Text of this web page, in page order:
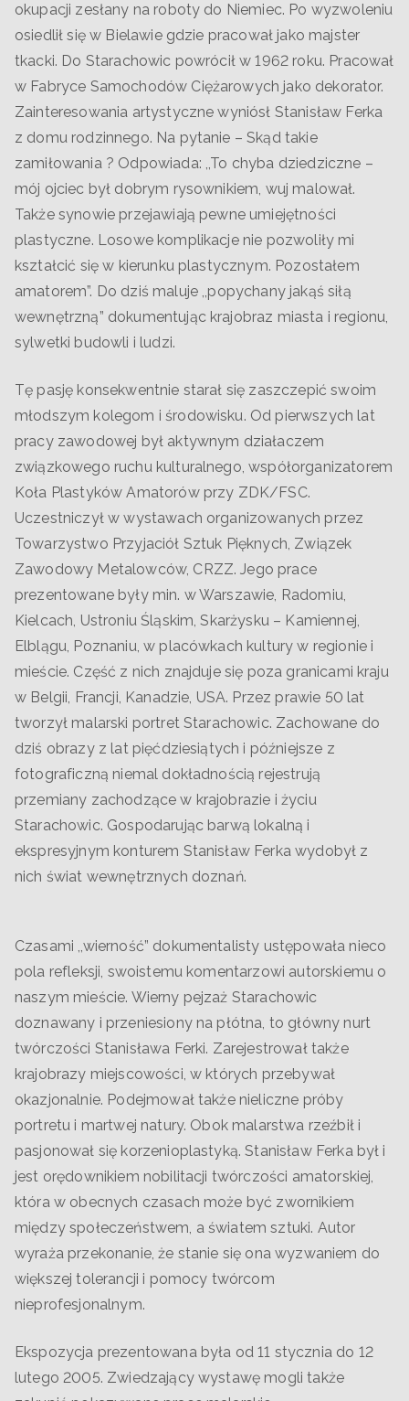
okupacji zesłany na roboty do Niemiec. Po wyzwoleniu
osiedlił się w Bielawie gdzie pracował jako majster
tkacki. Do Starachowic powrócił w 1962 roku. Pracował
w Fabryce Samochodów Ciężarowych jako dekorator.
Zainteresowania artystyczne wyniósł Stanisław Ferka
z domu rodzinnego. Na pytanie – Skąd takie
zamiłowania ? Odpowiada: ,,To chyba dziedziczne –
mój ojciec był dobrym rysownikiem, wuj malował.
Także synowie przejawiają pewne umiejętności
plastyczne. Losowe komplikacje nie pozwoliły mi
kształcić się w kierunku plastycznym. Pozostałem
amatorem”. Do dziś maluje ,,popychany jakąś siłą
wewnętrzną” dokumentując krajobraz miasta i regionu,
sylwetki budowli i ludzi.
Tę pasję konsekwentnie starał się zaszczepić swoim
młodszym kolegom i środowisku. Od pierwszych lat
pracy zawodowej był aktywnym działaczem
związkowego ruchu kulturalnego, współorganizatorem
Koła Plastyków Amatorów przy ZDK/FSC.
Uczestniczył w wystawach organizowanych przez
Towarzystwo Przyjaciół Sztuk Pięknych, Związek
Zawodowy Metalowców, CRZZ. Jego prace
prezentowane były min. w Warszawie, Radomiu,
Kielcach, Ustroniu Śląskim, Skarżysku – Kamiennej,
Elblągu, Poznaniu, w placówkach kultury w regionie i
mieście. Część z nich znajduje się poza granicami kraju
w Belgii, Francji, Kanadzie, USA. Przez prawie 50 lat
tworzył malarski portret Starachowic. Zachowane do
dziś obrazy z lat pięćdziesiątych i późniejsze z
fotograficzną niemal dokładnością rejestrują
przemiany zachodzące w krajobrazie i życiu
Starachowic. Gospodarując barwą lokalną i
ekspresyjnym konturem Stanisław Ferka wydobył z
nich świat wewnętrznych doznań.
Czasami ,,wierność” dokumentalisty ustępowała nieco
pola refleksji, swoistemu komentarzowi autorskiemu o
naszym mieście. Wierny pejzaż Starachowic
doznawany i przeniesiony na płótna, to główny nurt
twórczości Stanisława Ferki. Zarejestrował także
krajobrazy miejscowości, w których przebywał
okazjonalnie. Podejmował także nieliczne próby
portretu i martwej natury. Obok malarstwa rzeźbił i
pasjonował się korzenioplastyką. Stanisław Ferka był i
jest orędownikiem nobilitacji twórczości amatorskiej,
która w obecnych czasach może być zwornikiem
między społeczeństwem, a światem sztuki. Autor
wyraża przekonanie, że stanie się ona wyzwaniem do
większej tolerancji i pomocy twórcom
nieprofesjonalnym.
Ekspozycja prezentowana była od 11 stycznia do 12
lutego 2005. Zwiedzający wystawę mogli także